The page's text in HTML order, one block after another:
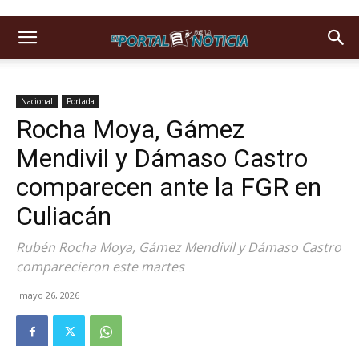
Nacional Portada
Rocha Moya, Gámez
Mendivil y Dámaso Castro
comparecen ante la FGR en
Culiacán
Rubén Rocha Moya, Gámez Mendivil y Dámaso Castro
comparecieron este martes
mayo 26, 2026